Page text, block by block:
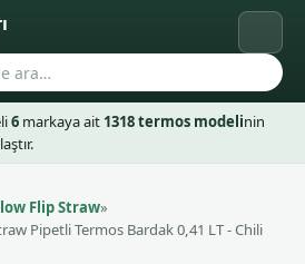
6 markaya ait 1318 termos modelinin
Flip Straw»
Pipetli Termos Bardak 0,41 LT - Chili